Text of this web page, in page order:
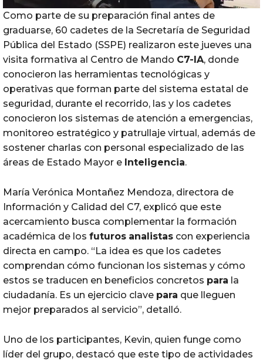
Como parte de su preparación final antes de
graduarse, 60 cadetes de la Secretaría de Seguridad
Pública del Estado (SSPE) realizaron este jueves una
visita formativa al Centro de Mando C7-IA, donde
conocieron las herramientas tecnológicas y
operativas que forman parte del sistema estatal de
seguridad, durante el recorrido, las y los cadetes
conocieron los sistemas de atención a emergencias,
monitoreo estratégico y patrullaje virtual, además de
sostener charlas con personal especializado de las
áreas de Estado Mayor e Inteligencia.
María Verónica Montañez Mendoza, directora de
Información y Calidad del C7, explicó que este
acercamiento busca complementar la formación
académica de los futuros analistas con experiencia
directa en campo. “La idea es que los cadetes
comprendan cómo funcionan los sistemas y cómo
estos se traducen en beneficios concretos para la
ciudadanía. Es un ejercicio clave para que lleguen
mejor preparados al servicio”, detalló.
Uno de los participantes, Kevin, quien funge como
líder del grupo, destacó que este tipo de actividades